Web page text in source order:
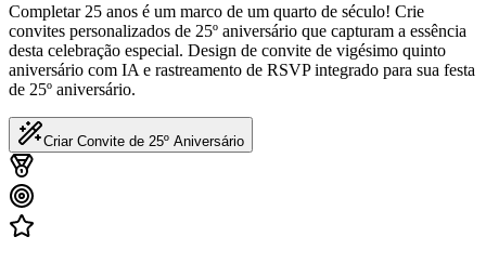
Completar 25 anos é um marco de um quarto de século! Crie
convites personalizados de 25º aniversário que capturam a essência
desta celebração especial. Design de convite de vigésimo quinto
aniversário com IA e rastreamento de RSVP integrado para sua festa
de 25º aniversário.
Criar Convite de 25º Aniversário